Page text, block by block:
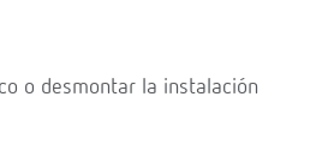
o desmontar la instalación